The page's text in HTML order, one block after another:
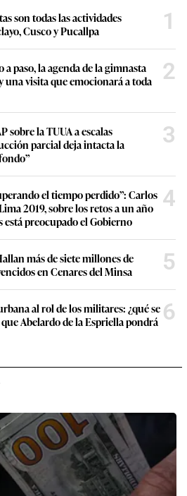
son todas las actividades
Cusco y Pucallpa
1
paso, la agenda de la gimnasta
una visita que emocionará a toda
2
sobre la TUUA a escalas
parcial deja intacta la
3
el tiempo perdido”: Carlos
2019, sobre los retos a un año
está preocupado el Gobierno
4
más de siete millones de
en Cenares del Minsa
5
al rol de los militares: ¿qué se
Abelardo de la Espriella pondrá 6